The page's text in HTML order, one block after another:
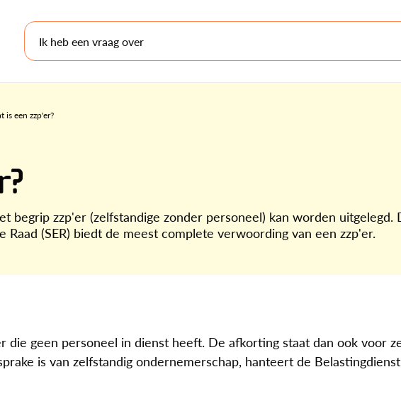
Ik heb een vraag over
is een zzp'er?
begrip zzp'er (zelfstandige zonder personeel) kan worden uitgelegd.
Raad (SER) biedt de meest complete verwoording van een zzp'er.
die geen personeel in dienst heeft. De afkorting staat dan ook voor
is van zelfstandig ondernemerschap, hanteert de